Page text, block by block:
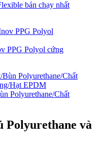
bán chạy nhất
PPG Polyol cứng
Polyurethane/Chất
Polyurethane và